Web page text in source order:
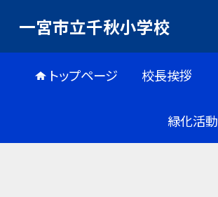
一宮市立千秋小学校
トップページ 校長挨拶
緑化活動